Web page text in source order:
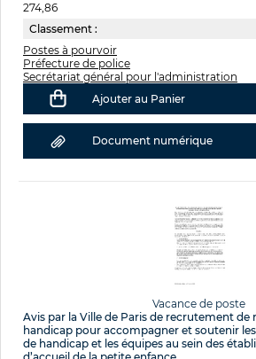
274,86
Classement :
Postes à pourvoir
Préfecture de police
Secrétariat général pour l'administration
Ajouter au Panier
Document numérique
Vacance de poste
Avis par la Ville de Paris de recrutement de
handicap pour accompagner et soutenir
de handicap et les équipes au sein des